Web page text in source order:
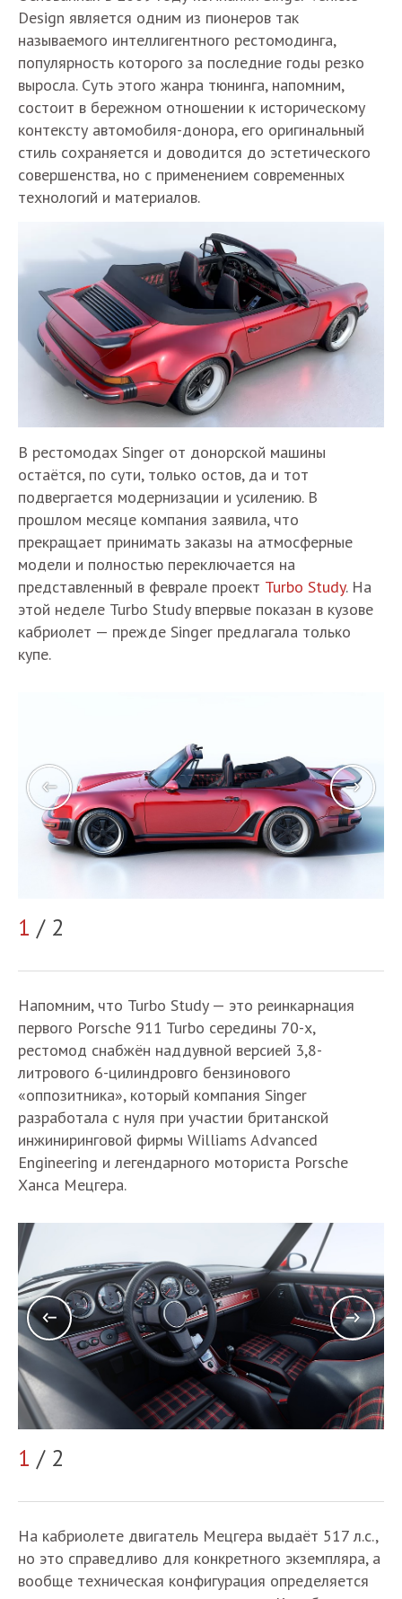
Design является одним из пионеров так
называемого интеллигентного рестомодинга,
популярность которого за последние годы резко
выросла. Суть этого жанра тюнинга, напомним,
состоит в бережном отношении к историческому
контексту автомобиля-донора, его оригинальный
стиль сохраняется и доводится до эстетического
совершенства, но с применением современных
технологий и материалов.
В рестомодах Singer от донорской машины
остаётся, по сути, только остов, да и тот
подвергается модернизации и усилению. В
прошлом месяце компания заявила, что
прекращает принимать заказы на атмосферные
модели и полностью переключается на
представленный в феврале проект Turbo Study. На
этой неделе Turbo Study впервые показан в кузове
кабриолет — прежде Singer предлагала только
купе.
1 / 2
Напомним, что Turbo Study — это реинкарнация
первого Porsche 911 Turbo середины 70-х,
рестомод снабжён наддувной версией 3,8-
литрового 6-цилиндровго бензинового
«оппозитника», который компания Singer
разработала с нуля при участии британской
инжиниринговой фирмы Williams Advanced
Engineering и легендарного моториста Porsche
Ханса Мецгера.
1 / 2
На кабриолете двигатель Мецгера выдаёт 517 л.с.,
но это справедливо для конкретного экземпляра, а
вообще техническая конфигурация определяется